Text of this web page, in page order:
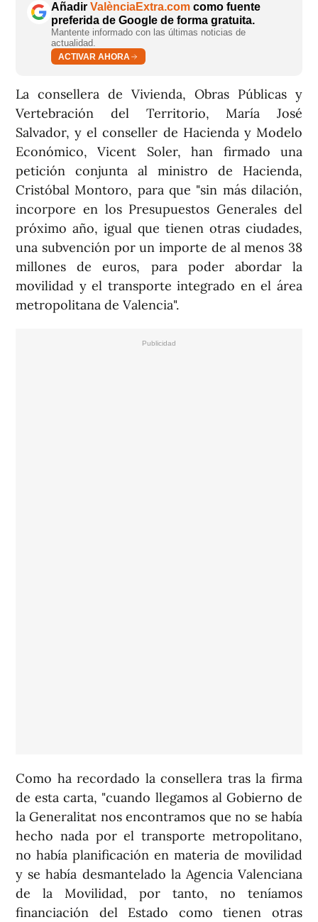
Añadir ValènciaExtra.com como fuente
preferida de Google de forma gratuita.
Mantente informado con las últimas noticias de
actualidad.
ACTIVAR AHORA
La consellera de Vivienda, Obras Públicas y
Vertebración del Territorio, María José
Salvador, y el conseller de Hacienda y Modelo
Económico, Vicent Soler, han firmado una
petición conjunta al ministro de Hacienda,
Cristóbal Montoro, para que "sin más dilación,
incorpore en los Presupuestos Generales del
próximo año, igual que tienen otras ciudades,
una subvención por un importe de al menos 38
millones de euros, para poder abordar la
movilidad y el transporte integrado en el área
metropolitana de Valencia".
Como ha recordado la consellera tras la firma
de esta carta, "cuando llegamos al Gobierno de
la Generalitat nos encontramos que no se había
hecho nada por el transporte metropolitano,
no había planificación en materia de movilidad
y se había desmantelado la Agencia Valenciana
de la Movilidad, por tanto, no teníamos
financiación del Estado como tienen otras